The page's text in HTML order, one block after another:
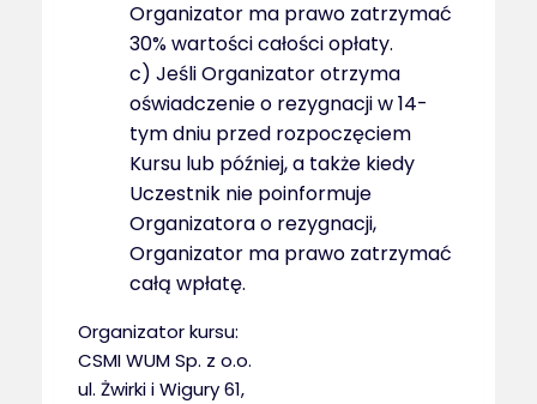
Organizator ma prawo zatrzymać
30% wartości całości opłaty.
c) Jeśli Organizator otrzyma
oświadczenie o rezygnacji w 14-
tym dniu przed rozpoczęciem
Kursu lub później, a także kiedy
Uczestnik nie poinformuje
Organizatora o rezygnacji,
Organizator ma prawo zatrzymać
całą wpłatę.
Organizator kursu:
CSMI WUM Sp. z o.o.
ul. Żwirki i Wigury 61,